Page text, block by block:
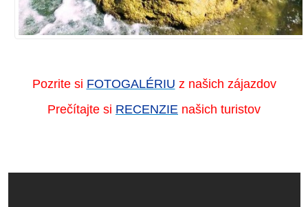
Pozrite si FOTOGALÉRIU z našich zájazdov
Prečítajte si RECENZIE našich turistov